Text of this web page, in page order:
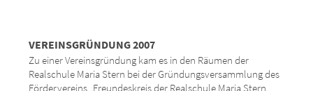
VEREINSGRÜNDUNG 2007
Zu einer Vereinsgründung kam es in den Räumen der
Realschule Maria Stern bei der Gründungsversammlung des
Fördervereins „Freundeskreis der Realschule Maria Stern